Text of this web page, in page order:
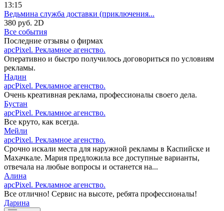
13:15
Ведьмина служба доставки (приключения...
380 руб. 2D
Все события
Последние отзывы о фирмах
apcPixel. Рекламное агенство.
Оперативно и быстро получилось договориться по условиям
рекламы.
Надин
apcPixel. Рекламное агенство.
Очень креативная реклама, профессионалы своего дела.
Бустан
apcPixel. Рекламное агенство.
Все круто, как всегда.
Мейли
apcPixel. Рекламное агенство.
Срочно искали места для наружной рекламы в Каспийске и
Махачкале. Мария предложила все доступные варианты,
отвечала на любые вопросы и останется на...
Алина
apcPixel. Рекламное агенство.
Все отлично! Сервис на высоте, ребята профессионалы!
Дарина